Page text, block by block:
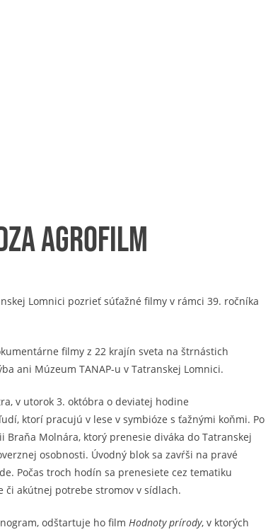
Agrofilm
Lomnici pozrieť súťažné filmy v rámci 39. ročníka
filmy z 22 krajín sveta na štrnástich
ani Múzeum TANAP-u v Tatranskej Lomnici.
v utorok 3. októbra o deviatej hodine
ktorí pracujú v lese v symbióze s ťažnými koňmi. Po
Braňa Molnára, ktorý prenesie diváka do Tatranskej
osobnosti. Úvodný blok sa zavŕši na pravé
Počas troch hodín sa prenesiete cez tematiku
či akútnej potrebe stromov v sídlach.
odštartuje ho film Hodnoty prírody, v ktorých